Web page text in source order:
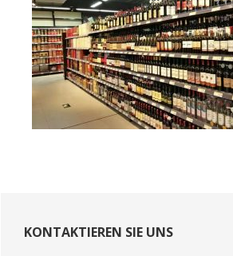
Sidebar
KONTAKTIEREN SIE UNS